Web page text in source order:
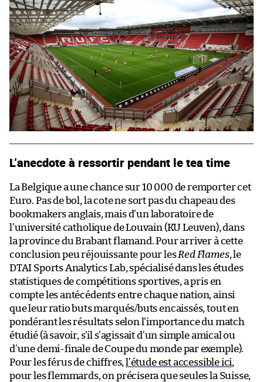
L’anecdote à ressortir pendant le tea time
La Belgique a une chance sur 10 000 de remporter cet
Euro. Pas de bol, la cote ne sort pas du chapeau des
bookmakers anglais, mais d’un laboratoire de
l’université catholique de Louvain (KU Leuven), dans
la province du Brabant flamand. Pour arriver à cette
conclusion peu réjouissante pour lesRed Flames, le
DTAI Sports Analytics Lab, spécialisé dans les études
statistiques de compétitions sportives, a pris en
compte les antécédents entre chaque nation, ainsi
que leur ratio buts marqués/buts encaissés, tout en
pondérant les résultats selon l’importance du match
étudié (à savoir, s’il s’agissait d’un simple amical ou
d’une demi-finale de Coupe du monde par exemple).
Pour les férus de chiffres,l’étude est accessible ici,
pour les flemmards, on précisera que seules la Suisse,